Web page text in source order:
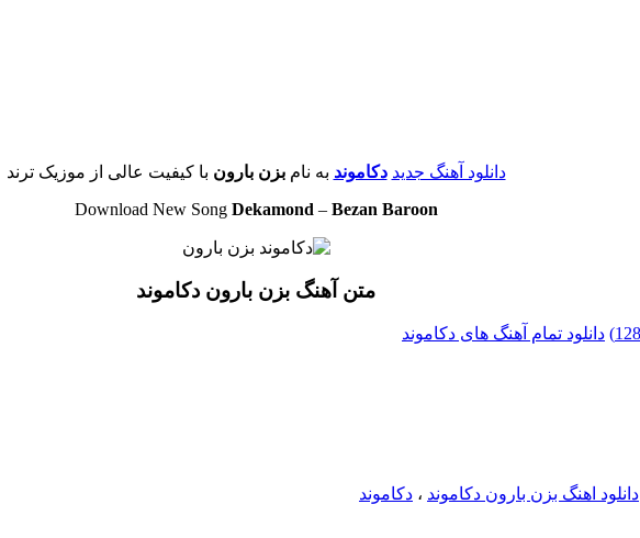
دانلود آهنگ جدید دکاموند به نامبزن بارون با کیفیت عالی از موزیک ترند
Download New Song Dekamond – Bezan Baroon
متن آهنگ بزن بارون دکاموند
دانلود تمام آهنگ های دکاموند
دانلود اهنگ بزن بارون دکاموند ، دکاموند